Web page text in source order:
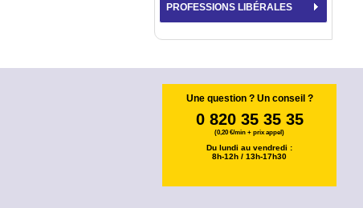
PROFESSIONS LIBÉRALES
Une question ? Un conseil ?
0 820 35 35 35
(0,20 €/min + prix appel)
Du lundi au vendredi :
8h-12h / 13h-17h30